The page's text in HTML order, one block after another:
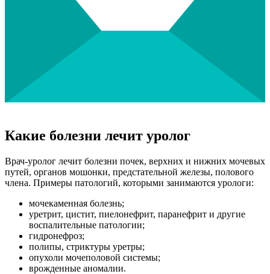
Какие болезни лечит уролог
Врач-уролог лечит болезни почек, верхних и нижних мочевых
путей, органов мошонки, предстательной железы, полового
члена. Примеры патологий, которыми занимаются урологи:
мочекаменная болезнь;
уретрит, цистит, пиелонефрит, паранефрит и другие
воспалительные патологии;
гидронефроз;
полипы, стриктуры уретры;
опухоли мочеполовой системы;
врожденные аномалии.